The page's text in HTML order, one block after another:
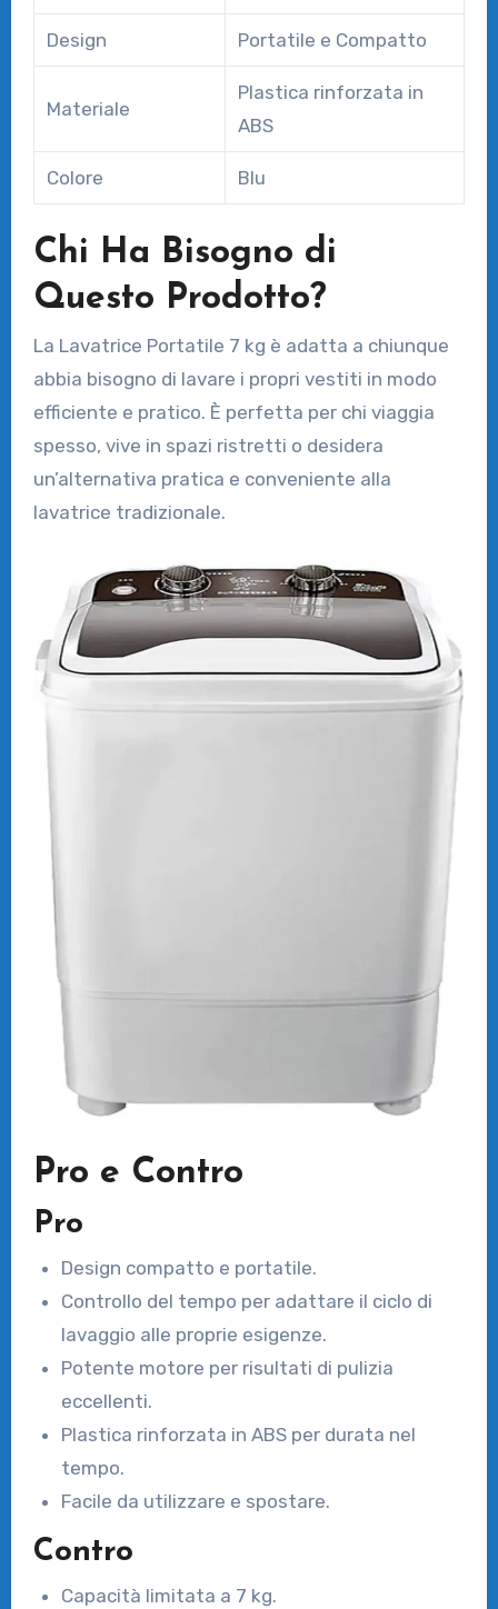
Design Portatile e Compatto
Materiale
Plastica rinforzata in
ABS
Colore Blu
Chi Ha Bisogno di
Questo Prodotto?
La Lavatrice Portatile 7 kg è adatta a chiunque
abbia bisogno di lavare i propri vestiti in modo
efficiente e pratico. È perfetta per chi viaggia
spesso, vive in spazi ristretti o desidera
un’alternativa pratica e conveniente alla
lavatrice tradizionale.
Pro e Contro
Pro
Design compatto e portatile.
Controllo del tempo per adattare il ciclo di
lavaggio alle proprie esigenze.
Potente motore per risultati di pulizia
eccellenti.
Plastica rinforzata in ABS per durata nel
tempo.
Facile da utilizzare e spostare.
Contro
Capacità limitata a 7 kg.